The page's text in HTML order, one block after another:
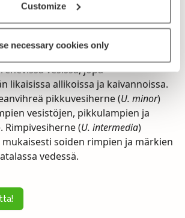
Customize
necessary cookies only
ja ulkomuoto voivat vaihdella
mukaan. Tulkinnasta
kasvaa 5–7 vesihernelajia, joista
koko maassa. Isovesiherne on
vesissä, jopa
likaisissa allikoissa ja kaivannoissa.
pikkuvesiherne (U. minor)
vesistöjen, pikkulampien ja
Rimpivesiherne (U. intermedia)
mukaisesti soiden rimpien ja märkien
vedessä.